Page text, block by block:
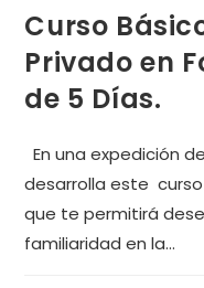
Curso
Privado en
de 5 Días.
En una expedición
desarrolla este
que te permitirá
familiaridad en la…